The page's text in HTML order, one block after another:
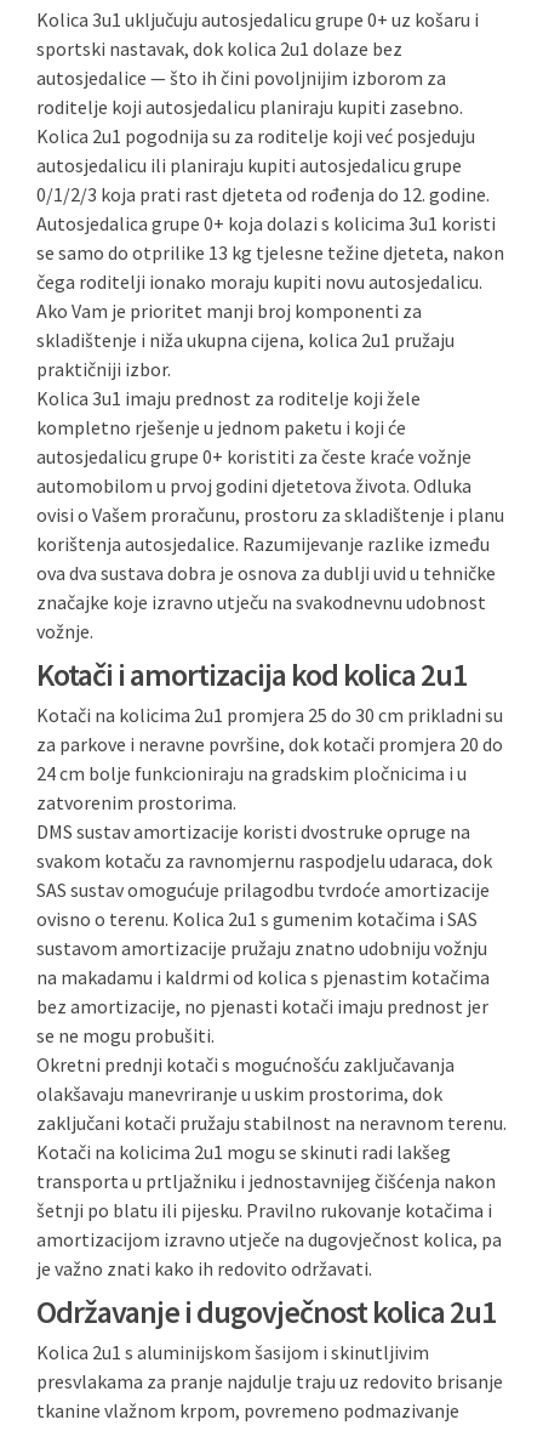
Kolica 3u1 uključuju autosjedalicu grupe 0+ uz košaru i
sportski nastavak, dok kolica 2u1 dolaze bez
autosjedalice — što ih čini povoljnijim izborom za
roditelje koji autosjedalicu planiraju kupiti zasebno.
Kolica 2u1 pogodnija su za roditelje koji već posjeduju
autosjedalicu ili planiraju kupiti autosjedalicu grupe
0/1/2/3 koja prati rast djeteta od rođenja do 12. godine.
Autosjedalica grupe 0+ koja dolazi s kolicima 3u1 koristi
se samo do otprilike 13 kg tjelesne težine djeteta, nakon
čega roditelji ionako moraju kupiti novu autosjedalicu.
Ako Vam je prioritet manji broj komponenti za
skladištenje i niža ukupna cijena, kolica 2u1 pružaju
praktičniji izbor.
Kolica 3u1 imaju prednost za roditelje koji žele
kompletno rješenje u jednom paketu i koji će
autosjedalicu grupe 0+ koristiti za česte kraće vožnje
automobilom u prvoj godini djetetova života. Odluka
ovisi o Vašem proračunu, prostoru za skladištenje i planu
korištenja autosjedalice. Razumijevanje razlike između
ova dva sustava dobra je osnova za dublji uvid u tehničke
značajke koje izravno utječu na svakodnevnu udobnost
vožnje.
Kotači i amortizacija kod kolica 2u1
Kotači na kolicima 2u1 promjera 25 do 30 cm prikladni su
za parkove i neravne površine, dok kotači promjera 20 do
24 cm bolje funkcioniraju na gradskim pločnicima i u
zatvorenim prostorima.
DMS sustav amortizacije koristi dvostruke opruge na
svakom kotaču za ravnomjernu raspodjelu udaraca, dok
SAS sustav omogućuje prilagodbu tvrdoće amortizacije
ovisno o terenu. Kolica 2u1 s gumenim kotačima i SAS
sustavom amortizacije pružaju znatno udobniju vožnju
na makadamu i kaldrmi od kolica s pjenastim kotačima
bez amortizacije, no pjenasti kotači imaju prednost jer
se ne mogu probušiti.
Okretni prednji kotači s mogućnošću zaključavanja
olakšavaju manevriranje u uskim prostorima, dok
zaključani kotači pružaju stabilnost na neravnom terenu.
Kotači na kolicima 2u1 mogu se skinuti radi lakšeg
transporta u prtljažniku i jednostavnijeg čišćenja nakon
šetnji po blatu ili pijesku. Pravilno rukovanje kotačima i
amortizacijom izravno utječe na dugovječnost kolica, pa
je važno znati kako ih redovito održavati.
Održavanje i dugovječnost kolica 2u1
Kolica 2u1 s aluminijskom šasijom i skinutljivim
presvlakama za pranje najdulje traju uz redovito brisanje
tkanine vlažnom krpom, povremeno podmazivanje